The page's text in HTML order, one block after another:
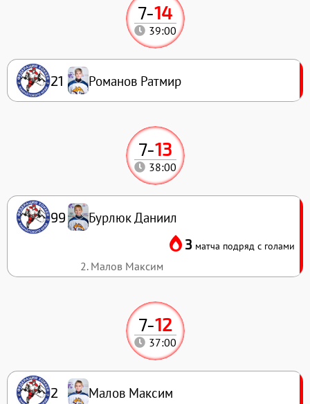
7-12
37:00
2 Малов Максим
7-13
38:00
99 Бурлюк Даниил
3 матча подряд с голами
2. Малов Максим
7-14
39:00
21 Романов Ратмир